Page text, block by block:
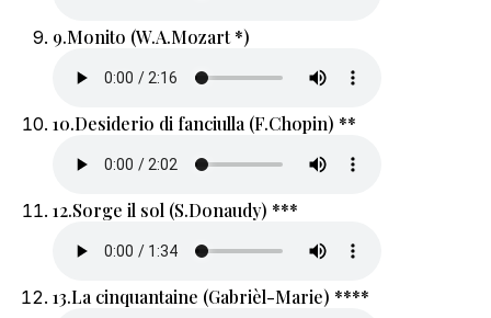
9.Monito (W.A.Mozart *)
10.Desiderio di fanciulla (F.Chopin) **
12.Sorge il sol (S.Donaudy) ***
13.La cinquantaine (Gabrièl-Marie) ****